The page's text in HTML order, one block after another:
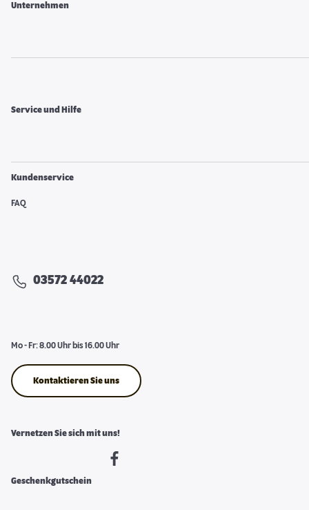
Unternehmen
Service und Hilfe
Kundenservice
FAQ
03572 44022
Mo - Fr: 8.00 Uhr bis 16.00 Uhr
Kontaktieren Sie uns
Vernetzen Sie sich mit uns!
Geschenkgutschein